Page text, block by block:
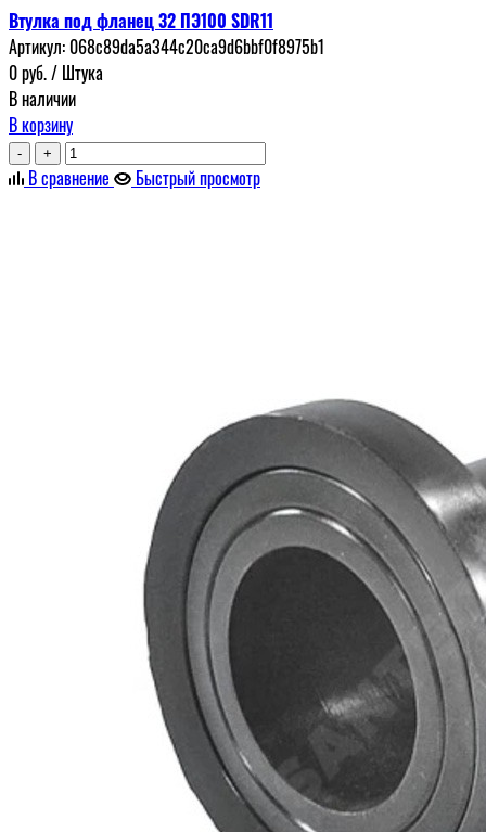
Втулка под фланец 32 ПЭ100 SDR11
Артикул: 068c89da5a344c20ca9d6bbf0f8975b1
0руб./ Штука
В наличии
В корзину
- +
В сравнение Быстрый просмотр